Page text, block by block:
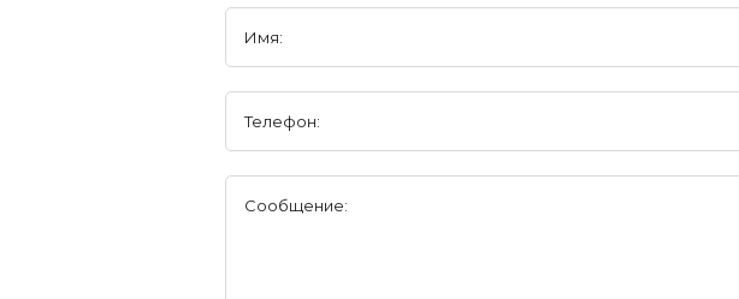
Имя:
Телефон:
Сообщение: